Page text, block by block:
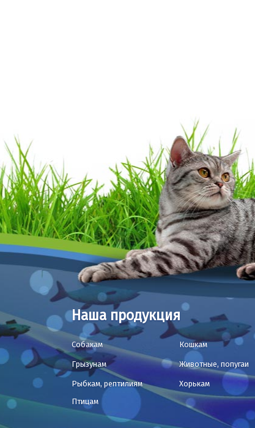
Наша продукция
Собакам Кошкам
Грызунам Животные, попугаи
Рыбкам, рептилиям
Хорькам
Птицам